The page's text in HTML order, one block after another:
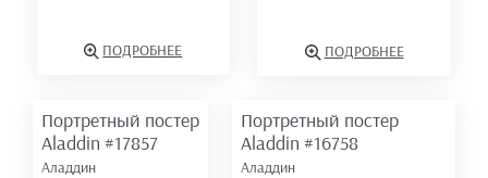
ПОДРОБНЕЕ ПОДРОБНЕЕ
Портретный постер
Aladdin #17857
Аладдин
Портретный постер
Aladdin #16758
Аладдин